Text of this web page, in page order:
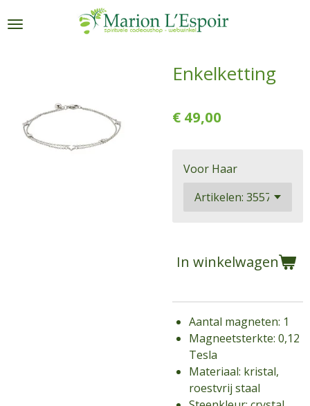
direct
Enkelketting
€ 49,00
Voor Haar
In winkelwagen
Aantal magneten: 1
Magneetsterkte: 0,12
Tesla
Materiaal: kristal,
roestvrij staal